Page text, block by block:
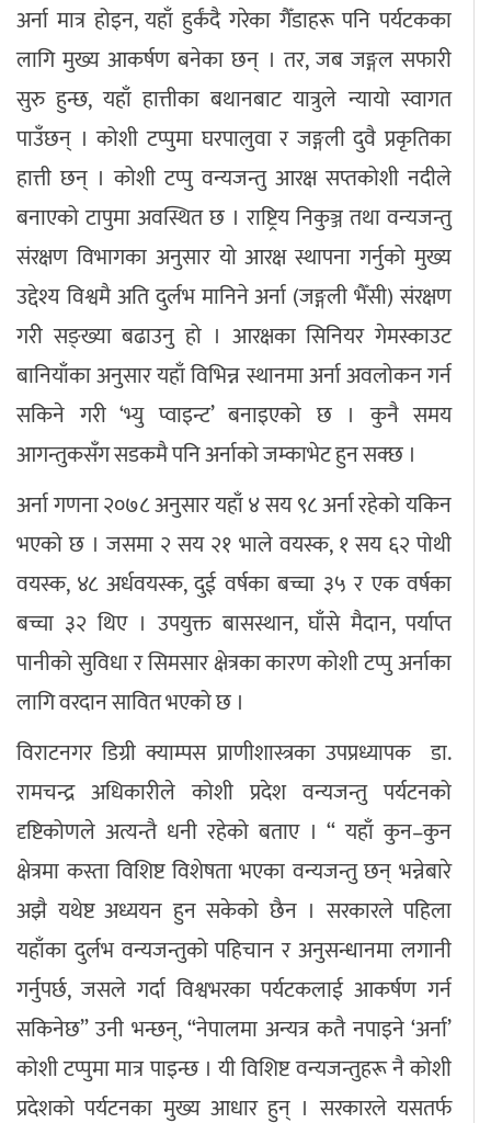
अर्ना मात्र होइन, यहाँ हुर्कंदै गरेका गैँडाहरू पनि पर्यटकका
लागि मुख्य आकर्षण बनेका छन् । तर, जब जङ्गल सफारी
सुरु हुन्छ, यहाँ हात्तीका बथानबाट यात्रुले न्यायो स्वागत
पाउँछन् । कोशी टप्पुमा घरपालुवा र जङ्गली दुवै प्रकृतिका
हात्ती छन् । कोशी टप्पु वन्यजन्तु आरक्ष सप्तकोशी नदीले
बनाएको टापुमा अवस्थित छ । राष्ट्रिय निकुञ्ज तथा वन्यजन्तु
संरक्षण विभागका अनुसार यो आरक्ष स्थापना गर्नुको मुख्य
उद्देश्य विश्वमै अति दुर्लभ मानिने अर्ना (जङ्गली भैँसी) संरक्षण
गरी सङ्ख्या बढाउनु हो । आरक्षका सिनियर गेमस्काउट
बानियाँका अनुसार यहाँ विभिन्न स्थानमा अर्ना अवलोकन गर्न
सकिने गरी ‘भ्यु प्वाइन्ट’ बनाइएको छ । कुनै समय
आगन्तुकसँग सडकमै पनि अर्नाको जम्काभेट हुन सक्छ ।
अर्ना गणना २०७८ अनुसार यहाँ ४ सय ९८ अर्ना रहेको यकिन
भएको छ । जसमा २ सय २१ भाले वयस्क, १ सय ६२ पोथी
वयस्क, ४८ अर्धवयस्क, दुई वर्षका बच्चा ३५ र एक वर्षका
बच्चा ३२ थिए । उपयुक्त बासस्थान, घाँसे मैदान, पर्याप्त
पानीको सुविधा र सिमसार क्षेत्रका कारण कोशी टप्पु अर्नाका
लागि वरदान सावित भएको छ ।
विराटनगर डिग्री क्याम्पस प्राणीशास्त्रका उपप्रध्यापक डा.
रामचन्द्र अधिकारीले कोशी प्रदेश वन्यजन्तु पर्यटनको
दृष्टिकोणले अत्यन्तै धनी रहेको बताए । ‘‘ यहाँ कुन–कुन
क्षेत्रमा कस्ता विशिष्ट विशेषता भएका वन्यजन्तु छन् भन्नेबारे
अझै यथेष्ट अध्ययन हुन सकेको छैन । सरकारले पहिला
यहाँका दुर्लभ वन्यजन्तुको पहिचान र अनुसन्धानमा लगानी
गर्नुपर्छ, जसले गर्दा विश्वभरका पर्यटकलाई आकर्षण गर्न
सकिनेछ” उनी भन्छन्, “नेपालमा अन्यत्र कतै नपाइने ‘अर्ना’
कोशी टप्पुमा मात्र पाइन्छ । यी विशिष्ट वन्यजन्तुहरू नै कोशी
प्रदेशको पर्यटनका मुख्य आधार हुन् । सरकारले यसतर्फ